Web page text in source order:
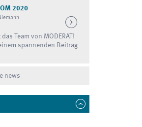
2020
Team von MODERAT!
spannenden Beitrag
news